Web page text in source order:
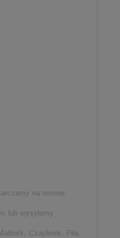
na terenie
lub wysyłamy
Czaplinek, Piła,